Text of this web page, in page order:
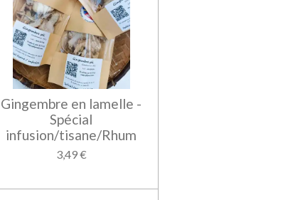
Gingembre en lamelle -
Spécial
infusion/tisane/Rhum
3,49 €